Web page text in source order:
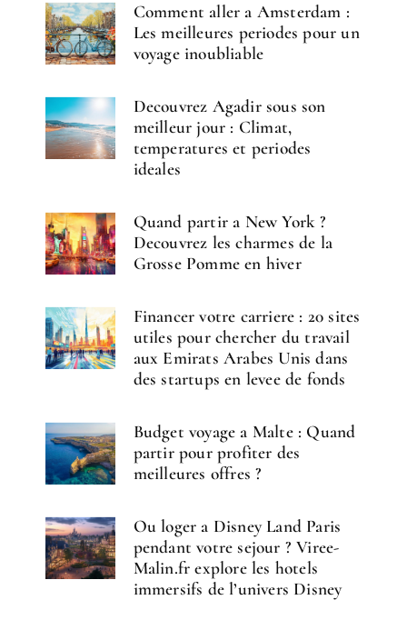
Comment aller a Amsterdam :
Les meilleures periodes pour un
voyage inoubliable
Decouvrez Agadir sous son
meilleur jour : Climat,
temperatures et periodes
ideales
Quand partir a New York ?
Decouvrez les charmes de la
Grosse Pomme en hiver
Financer votre carriere : 20 sites
utiles pour chercher du travail
aux Emirats Arabes Unis dans
des startups en levee de fonds
Budget voyage a Malte : Quand
partir pour profiter des
meilleures offres ?
Ou loger a Disney Land Paris
pendant votre sejour ? Viree-
Malin.fr explore les hotels
immersifs de l’univers Disney